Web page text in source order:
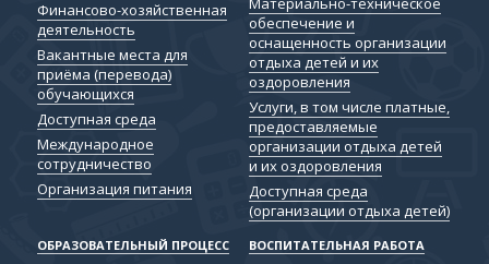
Финансово-хозяйственная
деятельность
Вакантные места для
приёма (перевода)
обучающихся
Доступная среда
Международное
сотрудничество
Организация питания
обеспечение и
оснащенность организации
отдыха детей и их
оздоровления
Услуги, в том числе платные,
предоставляемые
организации отдыха детей
и их оздоровления
Доступная среда
(организации отдыха детей)
ОБРАЗОВАТЕЛЬНЫЙ ПРОЦЕСС ВОСПИТАТЕЛЬНАЯ РАБОТА